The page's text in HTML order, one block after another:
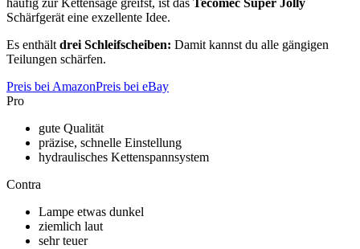
häufig zur Kettensäge greifst, ist das Tecomec Super Jolly
Schärfgerät eine exzellente Idee.
Es enthält drei Schleifscheiben: Damit kannst du alle gängigen
Teilungen schärfen.
Preis bei AmazonPreis bei eBay
Pro
gute Qualität
präzise, schnelle Einstellung
hydraulisches Kettenspannsystem
Contra
Lampe etwas dunkel
ziemlich laut
sehr teuer